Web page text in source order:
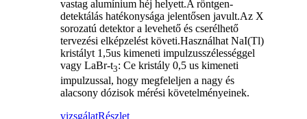
vastag alumínium héj helyett.A röntgen-
detektálás hatékonysága jelentősen javult.Az X
sorozatú detektor a levehető és cserélhető
tervezési elképzelést követi.Használhat NaI(Tl)
kristályt 1,5us kimeneti impulzusszélességgel
vagy LaBr-t3: Ce kristály 0,5 us kimeneti
impulzussal, hogy megfeleljen a nagy és
alacsony dózisok mérési követelményeinek.
vizsgálatRészlet